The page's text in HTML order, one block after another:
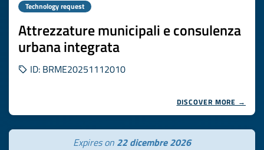
Technology request
Attrezzature municipali e consulenza
urbana integrata
ID: BRME20251112010
DISCOVER MORE →
Expires on 22 dicembre 2026